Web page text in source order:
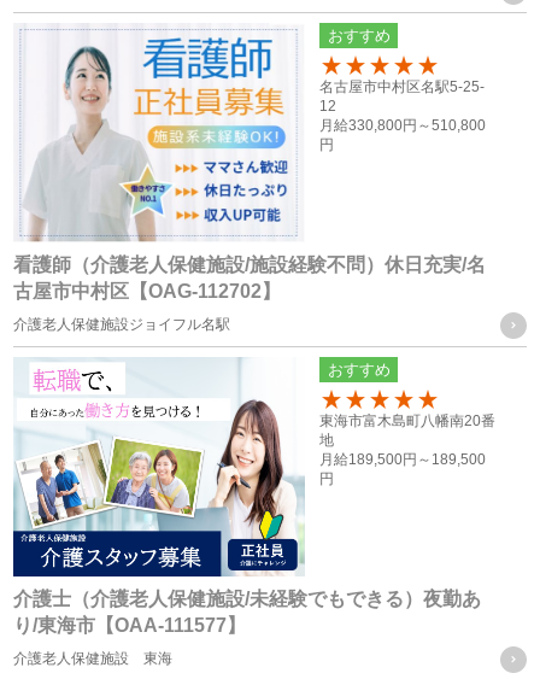
当社は、お客様から取得した個人情報を、下記に記載したグ
ループ会社間で共同利用をする場合があります。
共同利用するものの範囲
・株式会社F.T.S
・株式会社フォーテック.プロ
共同利用する個人情報の項目及び利用目的
従業員員や登録スタッフの方の個人情報
・人事労務管理に関わる諸手続き（年金、労働保険等）を行
う際に、当社グループ各社の人事担当者がその目的の限りに
おいて使用するため
・ご家族等の氏名、住所、電話番号は、法令に基づく各種手
続きの他、本人に万一のことがあった際の緊急連絡先として
の使用の為
・当社グループ各社間における人員配置を検討する際の資料
とするため
応募者の方の個人情報
・採用活動における各種の告知や連絡（電話、メール、郵
看護師（介護老人保健施設/施設経験不問）休日充実/名
古屋市中村区【OAG-112702】
介護老人保健施設ジョイフル名駅
おすすめ
100
名古屋市中村区名駅5-25-
12
月給330,800円～510,800
円
介護士（介護老人保健施設/未経験でもできる）夜勤あ
り/東海市【OAA-111577】
介護老人保健施設 東海
おすすめ
100
東海市富木島町八幡南20番
地
月給189,500円～ 189,500
円